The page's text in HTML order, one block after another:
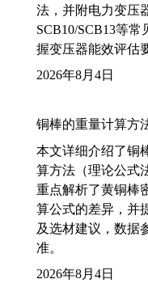
法，并附电力变压
SCB10/SCB13等
握变压器能效评估
2026年8月4日
铜棒的重量计算方
本文详细介绍了铜
算方法（理论公式
重点解析了黄铜棒
算公式的差异，并
及选材建议，数据
准。
2026年8月4日